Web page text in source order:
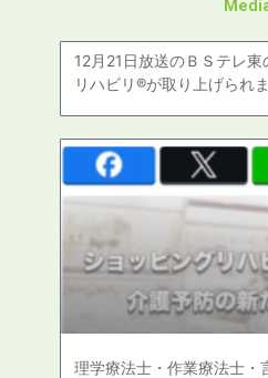
12月21日放送のＢＳテレ
リハビリ®が取り上げられ
理学療法士・作業療法士・